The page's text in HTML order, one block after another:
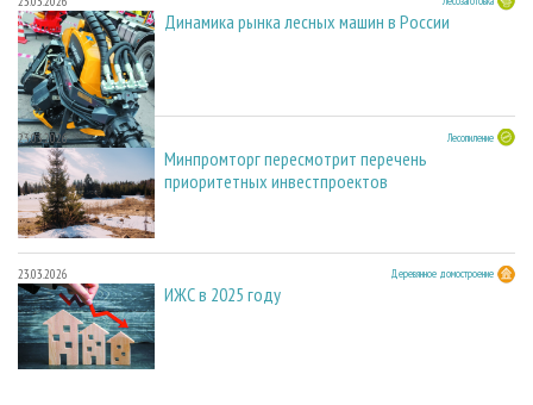
Динамика рынка лесных машин в России
23.03.2026 Лесопиление
Минпромторг пересмотрит перечень
приоритетных инвестпроектов
23.03.2026 Деревянное домостроение
ИЖС в 2025 году